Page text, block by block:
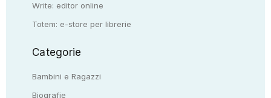
Write: editor online
Totem: e-store per librerie
Categorie
Bambini e Ragazzi
Biografie